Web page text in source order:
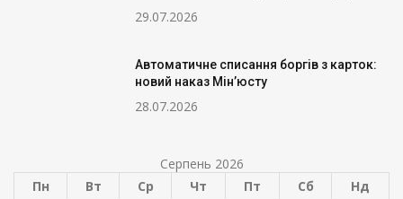
29.07.2026
Автоматичне списання боргів з карток:
новий наказ Мін’юсту
28.07.2026
Серпень 2026
Пн
Вт Ср Чт Пт Сб Нд